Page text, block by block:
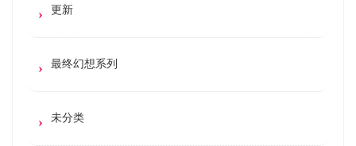
更新
最终幻想系列
未分类